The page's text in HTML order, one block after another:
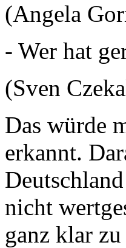
(Angela
- Wer hat
(Sven
Das würde
erkannt.
nicht
ganz klar zu